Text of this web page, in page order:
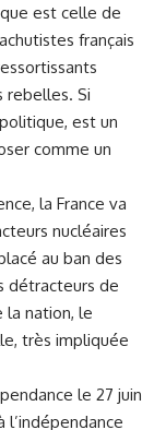
est celle de
français
rebelles. Si
est un
comme un
la France va
nucléaires
au ban des
détracteurs de
la nation, le
très impliquée
le 27 juin
l’indépendance